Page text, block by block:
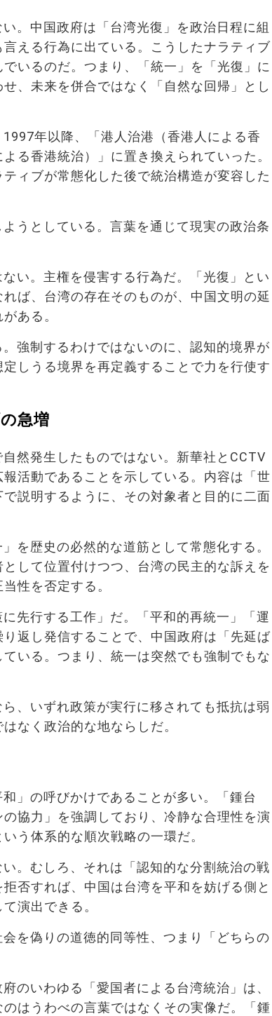
。中国政府は「台湾光復」を政治日程に組
える行為に出ている。こうしたナラティブ
いるのだ。つまり、「統一」を「光復」に
、未来を併合ではなく「自然な回帰」とし
年以降、「港人治港（香港人による香
る香港統治）」に置き換えられていった。
ィブが常態化した後で統治構造が変容した
うとしている。言葉を通じて現実の政治条
い。主権を侵害する行為だ。「光復」とい
ば、台湾の存在そのものが、中国文明の延
ある。
強制するわけではないのに、認知的境界が
しうる境界を再定義することで力を行使す
急増
然発生したものではない。新華社とCCTV
活動であることを示している。内容は「世
説明するように、その対象者と目的に二面
を歴史の必然的な道筋として常態化する。
して位置付けつつ、台湾の民主的な訴えを
性を否定する。
先行する工作」だ。「平和的再統一」「運
返し発信することで、中国政府は「先延ば
いる。つまり、統一は突然でも強制でもな
、いずれ政策が実行に移されても抵抗は弱
なく政治的な地ならしだ。
」の呼びかけであることが多い。「鍾台
協力」を強調しており、冷静な合理性を演
う体系的な順次戦略の一環だ。
。むしろ、それは「認知的な分割統治の戦
否すれば、中国は台湾を平和を妨げる側と
演出できる。
を偽りの道徳的同等性、つまり「どちらの
のいわゆる「愛国者による台湾統治」は、
はうわべの言葉ではなくその実像だ。「鍾